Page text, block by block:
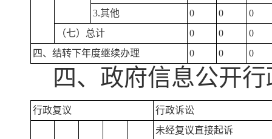
3.其他 0 0
0
（七）总计
0 0
0
四、结转下年度继续办理
0 0 0
四、政府信息公开
行政复议 行政诉讼
未经复议直接起诉